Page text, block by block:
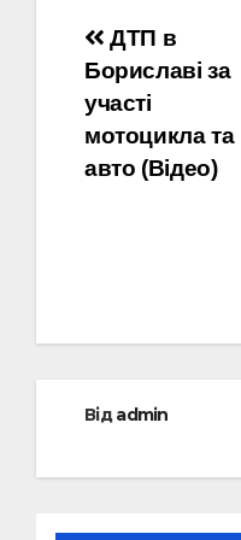
Навігація
записів
ДТП в
Бориславі за
участі
мотоцикла та
авто (Відео)
Відadmin